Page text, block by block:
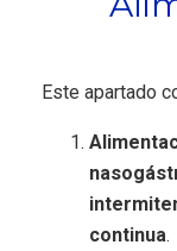
Este apartado
continua.